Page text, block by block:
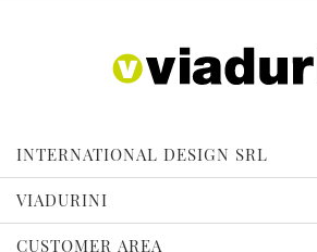
INTERNATIONAL DESIGN SRL
VIADURINI
CUSTOMER AREA